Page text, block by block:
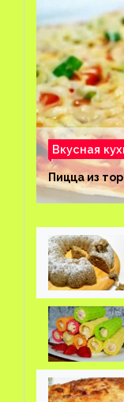
Вкусная
Пицца из